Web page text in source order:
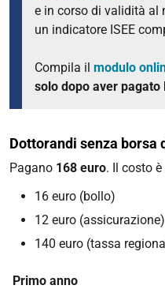
e in corso di validità al
un indicatore ISEE
Compila il modulo
solo dopo aver
Dottorandi senza borsa
Pagano 168 euro. Il costo
16 euro (bollo)
12 euro (assicurazione)
140 euro (tassa
Primo anno